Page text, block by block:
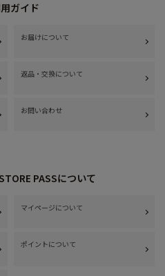
ガイド
お届けについて
返品・交換について
お問い合わせ
PASSについて
マイページについて
ポイントについて